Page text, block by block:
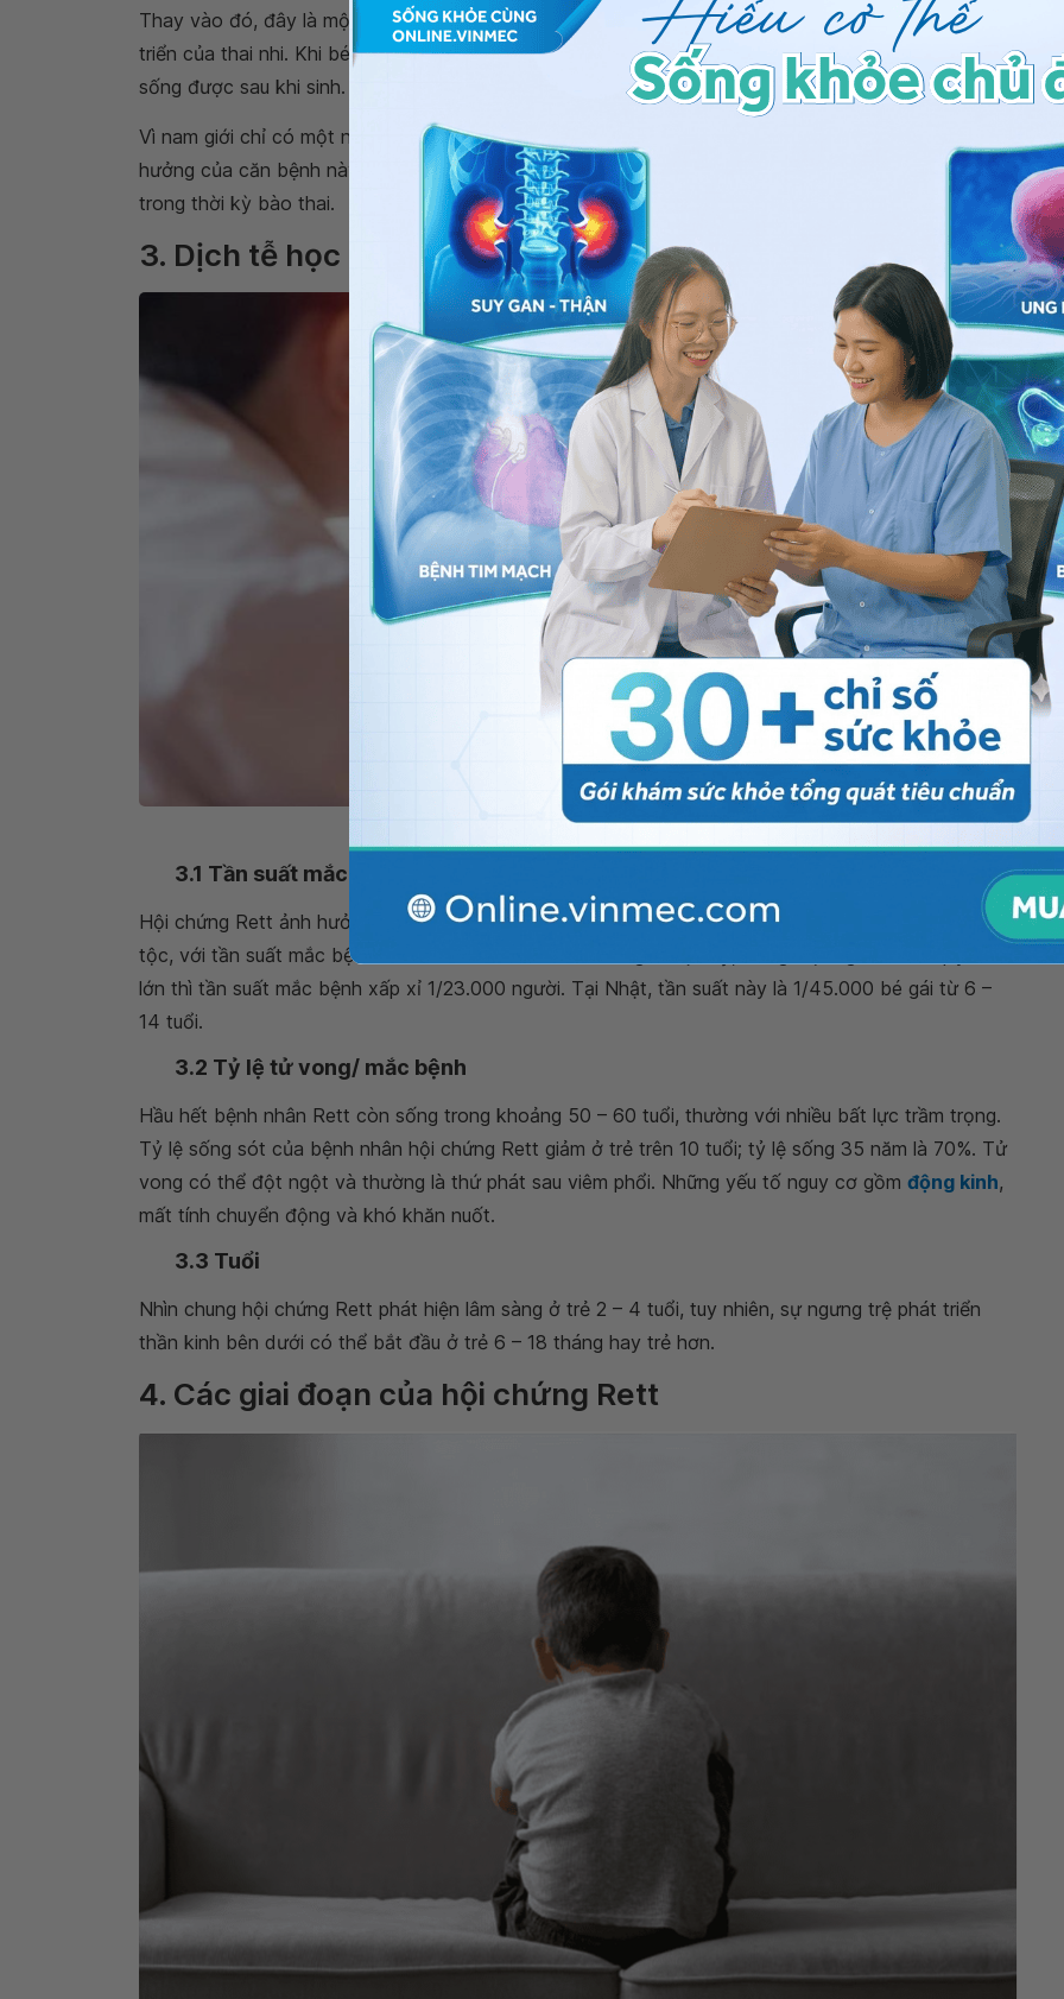
Thay vào đó, đây là một đột biến cơ hội xảy ra tại AND diễn ra trong quá trình hình thành và phát
triển của thai nhi. Khi bé trai xuất hiện đột biến gen phát triển dẫn tới hội chứng Rett, trẻ hiếm khi
sống được sau khi sinh.
Vì nam giới chỉ có một nhiễm sắc thể giới tính X (nữ giới có hai nhiễm sắc thể giới tính X), do đó ảnh
hưởng của căn bệnh này là nghiêm trọng hơn nhiều và hầu như luôn luôn gây tử vong ở bé trai
trong thời kỳ bào thai.
3. Dịch tễ học
3.1 Tần suất mắc bệnh
Hội chứng Rett ảnh hưởng chủ yếu trên người nữ, xảy ra trên thế giới trong nhiều chủng tộc và dân
tộc, với tần suất mắc bệnh từ 1/10.000 và 1/ 20.000 bé gái. Tại Mỹ, trong một nghiên cứu quy mô
lớn thì tần suất mắc bệnh xấp xỉ 1/23.000 người. Tại Nhật, tần suất này là 1/45.000 bé gái từ 6 –
14 tuổi.
3.2 Tỷ lệ tử vong/ mắc bệnh
Hầu hết bệnh nhân Rett còn sống trong khoảng 50 – 60 tuổi, thường với nhiều bất lực trầm trọng.
Tỷ lệ sống sót của bệnh nhân hội chứng Rett giảm ở trẻ trên 10 tuổi; tỷ lệ sống 35 năm là 70%. Tử
vong có thể đột ngột và thường là thứ phát sau viêm phổi. Những yếu tố nguy cơ gồm động kinh,
mất tính chuyển động và khó khăn nuốt.
3.3 Tuổi
Nhìn chung hội chứng Rett phát hiện lâm sàng ở trẻ 2 – 4 tuổi, tuy nhiên, sự ngưng trệ phát triển
thần kinh bên dưới có thể bắt đầu ở trẻ 6 – 18 tháng hay trẻ hơn.
4. Các giai đoạn của hội chứng Rett